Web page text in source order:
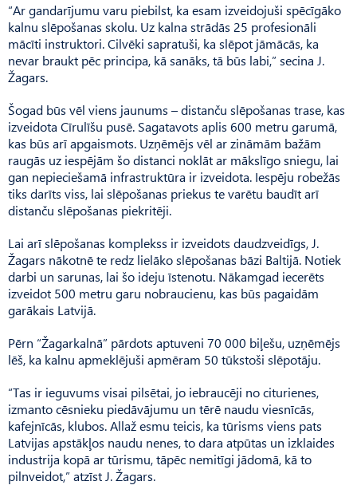
“Ar gandarījumu varu piebilst, ka esam izveidojuši spēcīgāko
kalnu slēpošanas skolu. Uz kalna strādās 25 profesionāli
mācīti instruktori. Cilvēki sapratuši, ka slēpot jāmācās, ka
nevar braukt pēc principa, kā sanāks, tā būs labi,” secina J.
Žagars.
Šogad būs vēl viens jaunums – distanču slēpošanas trase, kas
izveidota Cīrulīšu pusē. Sagatavots aplis 600 metru garumā,
kas būs arī apgaismots. Uzņēmējs vēl ar zināmām bažām
raugās uz iespējām šo distanci noklāt ar mākslīgo sniegu, lai
gan nepieciešamā infrastruktūra ir izveidota. Iespēju robežās
tiks darīts viss, lai slēpošanas priekus te varētu baudīt arī
distanču slēpošanas piekritēji.
Lai arī slēpošanas komplekss ir izveidots daudzveidīgs, J.
Žagars nākotnē te redz lielāko slēpošanas bāzi Baltijā. Notiek
darbi un sarunas, lai šo ideju īstenotu. Nākamgad iecerēts
izveidot 500 metru garu nobraucienu, kas būs pagaidām
garākais Latvijā.
Pērn “Žagarkalnā” pārdots aptuveni 70 000 biļešu, uzņēmējs
lēš, ka kalnu apmeklējuši apmēram 50 tūkstoši slēpotāju.
“Tas ir ieguvums visai pilsētai, jo iebraucēji no citurienes,
izmanto cēsnieku piedāvājumu un tērē naudu viesnīcās,
kafejnīcās, klubos. Allaž esmu teicis, ka tūrisms viens pats
Latvijas apstākļos naudu nenes, to dara atpūtas un izklaides
industrija kopā ar tūrismu, tāpēc nemitīgi jādomā, kā to
pilnveidot,” atzīst J. Žagars.